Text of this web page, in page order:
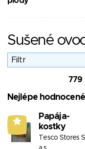
Sušené
779
Nejlépe hodnocené
5
Papája-
kostky
Tesco Stores